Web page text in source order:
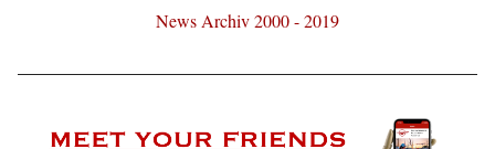
News Archiv 2000 - 2019